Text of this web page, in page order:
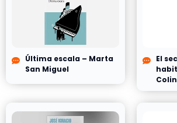
Última escala – Marta
San Miguel
El